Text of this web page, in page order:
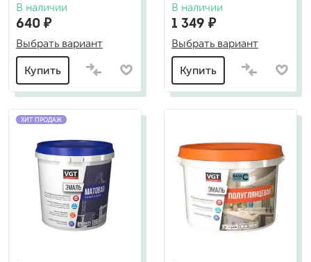
В наличии
640 ₽
Выбрать вариант
Купить
В наличии
1 349 ₽
Выбрать вариант
Купить
ХИТ ПРОДАЖ